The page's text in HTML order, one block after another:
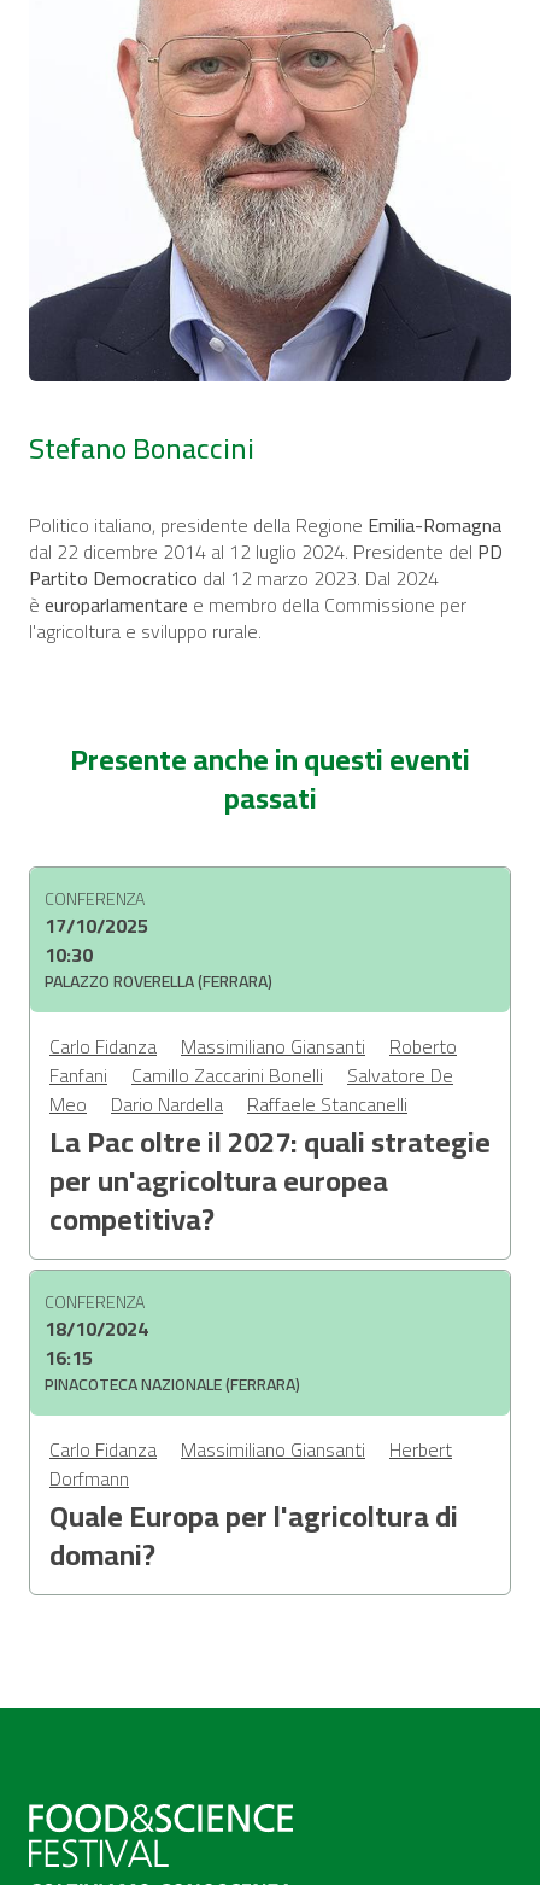
Stefano Bonaccini
Politico italiano, presidente della Regione Emilia-Romagna
dal 22 dicembre 2014 al 12 luglio 2024. Presidente del PD
Partito Democratico dal 12 marzo 2023. Dal 2024
èeuroparlamentare e membro della Commissione per
l'agricoltura e sviluppo rurale.
Presente anche in questi eventi
passati
CONFERENZA
17/10/2025
10:30
PALAZZO ROVERELLA (FERRARA)
Carlo Fidanza Massimiliano Giansanti
Roberto
Fanfani
Camillo Zaccarini Bonelli
Salvatore De
Meo
Dario Nardella Raffaele Stancanelli
La Pac oltre il 2027: quali strategie
per un'agricoltura europea
competitiva?
CONFERENZA
18/10/2024
16:15
PINACOTECA NAZIONALE (FERRARA)
Carlo Fidanza Massimiliano Giansanti
Herbert
Dorfmann
Quale Europa per l'agricoltura di
domani?